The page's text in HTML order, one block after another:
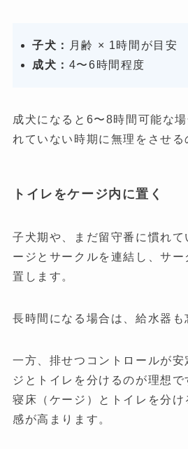
子犬：
月齢 × 1時間が目安
成犬： 4〜6時間程度
成犬になると6〜8時間可能な
れていない時期に無理をさせる
トイレをケージ内に置く
子犬期や、まだ留守番に慣れ
ージとサークルを連結し、サ
置します。
長時間になる場合は、給水器も
一方、排せつコントロールが
ジとトイレを分けるのが理想で
寝床（ケージ）とトイレを分
感が高まります。